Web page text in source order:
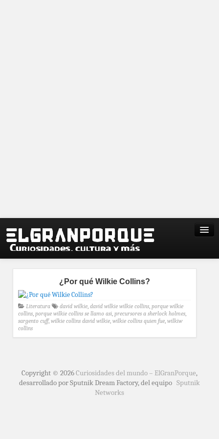
¿Por qué Wilkie Collins?
Literatura david wilkie, david wilkie wilkie collins, porque wilkie
collins, porque wilkie collins se llamo asi, precursores a sherlock holmes,
sargento cuff, wilkie collins david wilkie, wilkie collins quien fue, wilkiw
collins
Copyright © 2026Curiosidades del mundo – ElGranPorque,
desarrollado por Sputnik Dream Factory, del equipo Sputnik
Networks